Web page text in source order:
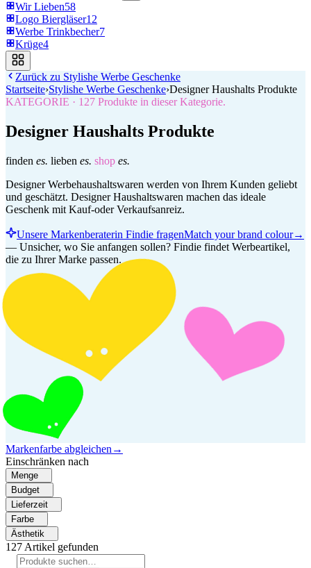
Wir Lieben58
Logo Biergläser12
Werbe Trinkbecher7
Krüge4
Zurück zu Stylishe Werbe Geschenke
Startseite›Stylishe Werbe Geschenke›Designer Haushalts Produkte
KATEGORIE · 127 Produkte in dieser Kategorie.
Designer Haushalts Produkte
finden es. lieben es. shop es.
Designer Werbehaushaltswaren werden von Ihrem Kunden geliebt
und geschätzt. Designer Haushaltswaren machen das ideale
Geschenk mit Kauf-oder Verkaufsanreiz.
Unsere Markenberaterin Findie fragenMatch your brand colour→
— Unsicher, wo Sie anfangen sollen? Findie findet Werbeartikel,
die zu Ihrer Marke passen.
Markenfarbe abgleichen →
Einschränken nach
Menge
Budget
Lieferzeit
Farbe
Ästhetik
127 Artikel gefunden